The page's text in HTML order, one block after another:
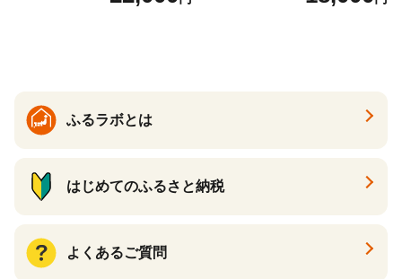
ふるラボとは
はじめてのふるさと納税
よくあるご質問